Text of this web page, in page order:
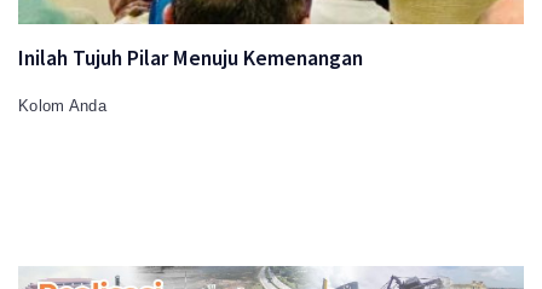
Inilah Tujuh Pilar Menuju Kemenangan
Kolom Anda